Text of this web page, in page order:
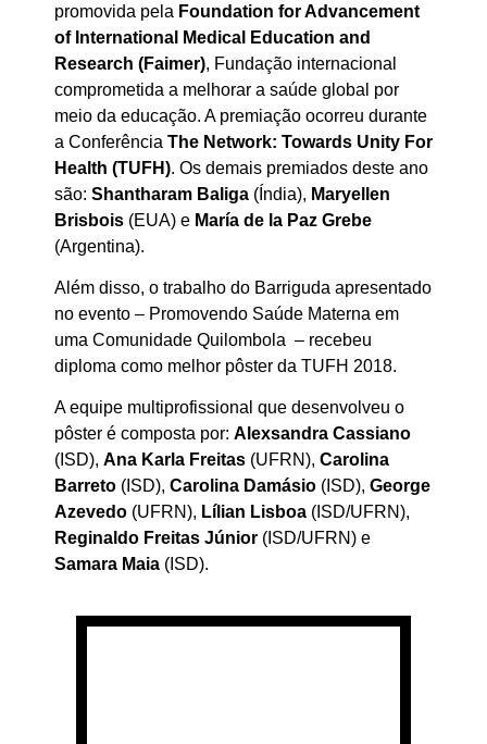
promovida pela Foundation for Advancement
of International Medical Education and
Research (Faimer), Fundação internacional
comprometida a melhorar a saúde global por
meio da educação. A premiação ocorreu durante
a Conferência The Network: Towards Unity For
Health (TUFH). Os demais premiados deste ano
são: Shantharam Baliga (Índia), Maryellen
Brisbois (EUA) e María de la Paz Grebe
(Argentina).
Além disso, o trabalho do Barriguda apresentado
no evento – Promovendo Saúde Materna em
uma Comunidade Quilombola – recebeu
diploma como melhor pôster da TUFH 2018.
A equipe multiprofissional que desenvolveu o
pôster é composta por: Alexsandra Cassiano
(ISD), Ana Karla Freitas (UFRN), Carolina
Barreto (ISD), Carolina Damásio (ISD), George
Azevedo (UFRN), Lílian Lisboa (ISD/UFRN),
Reginaldo Freitas Júnior (ISD/UFRN) e
Samara Maia (ISD).